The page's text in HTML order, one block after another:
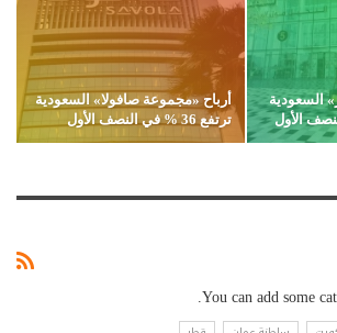
السعودية
أرباح «مجموعة صافولا» السعودية
ترتفع 36 % في النصف الأول
You can add some